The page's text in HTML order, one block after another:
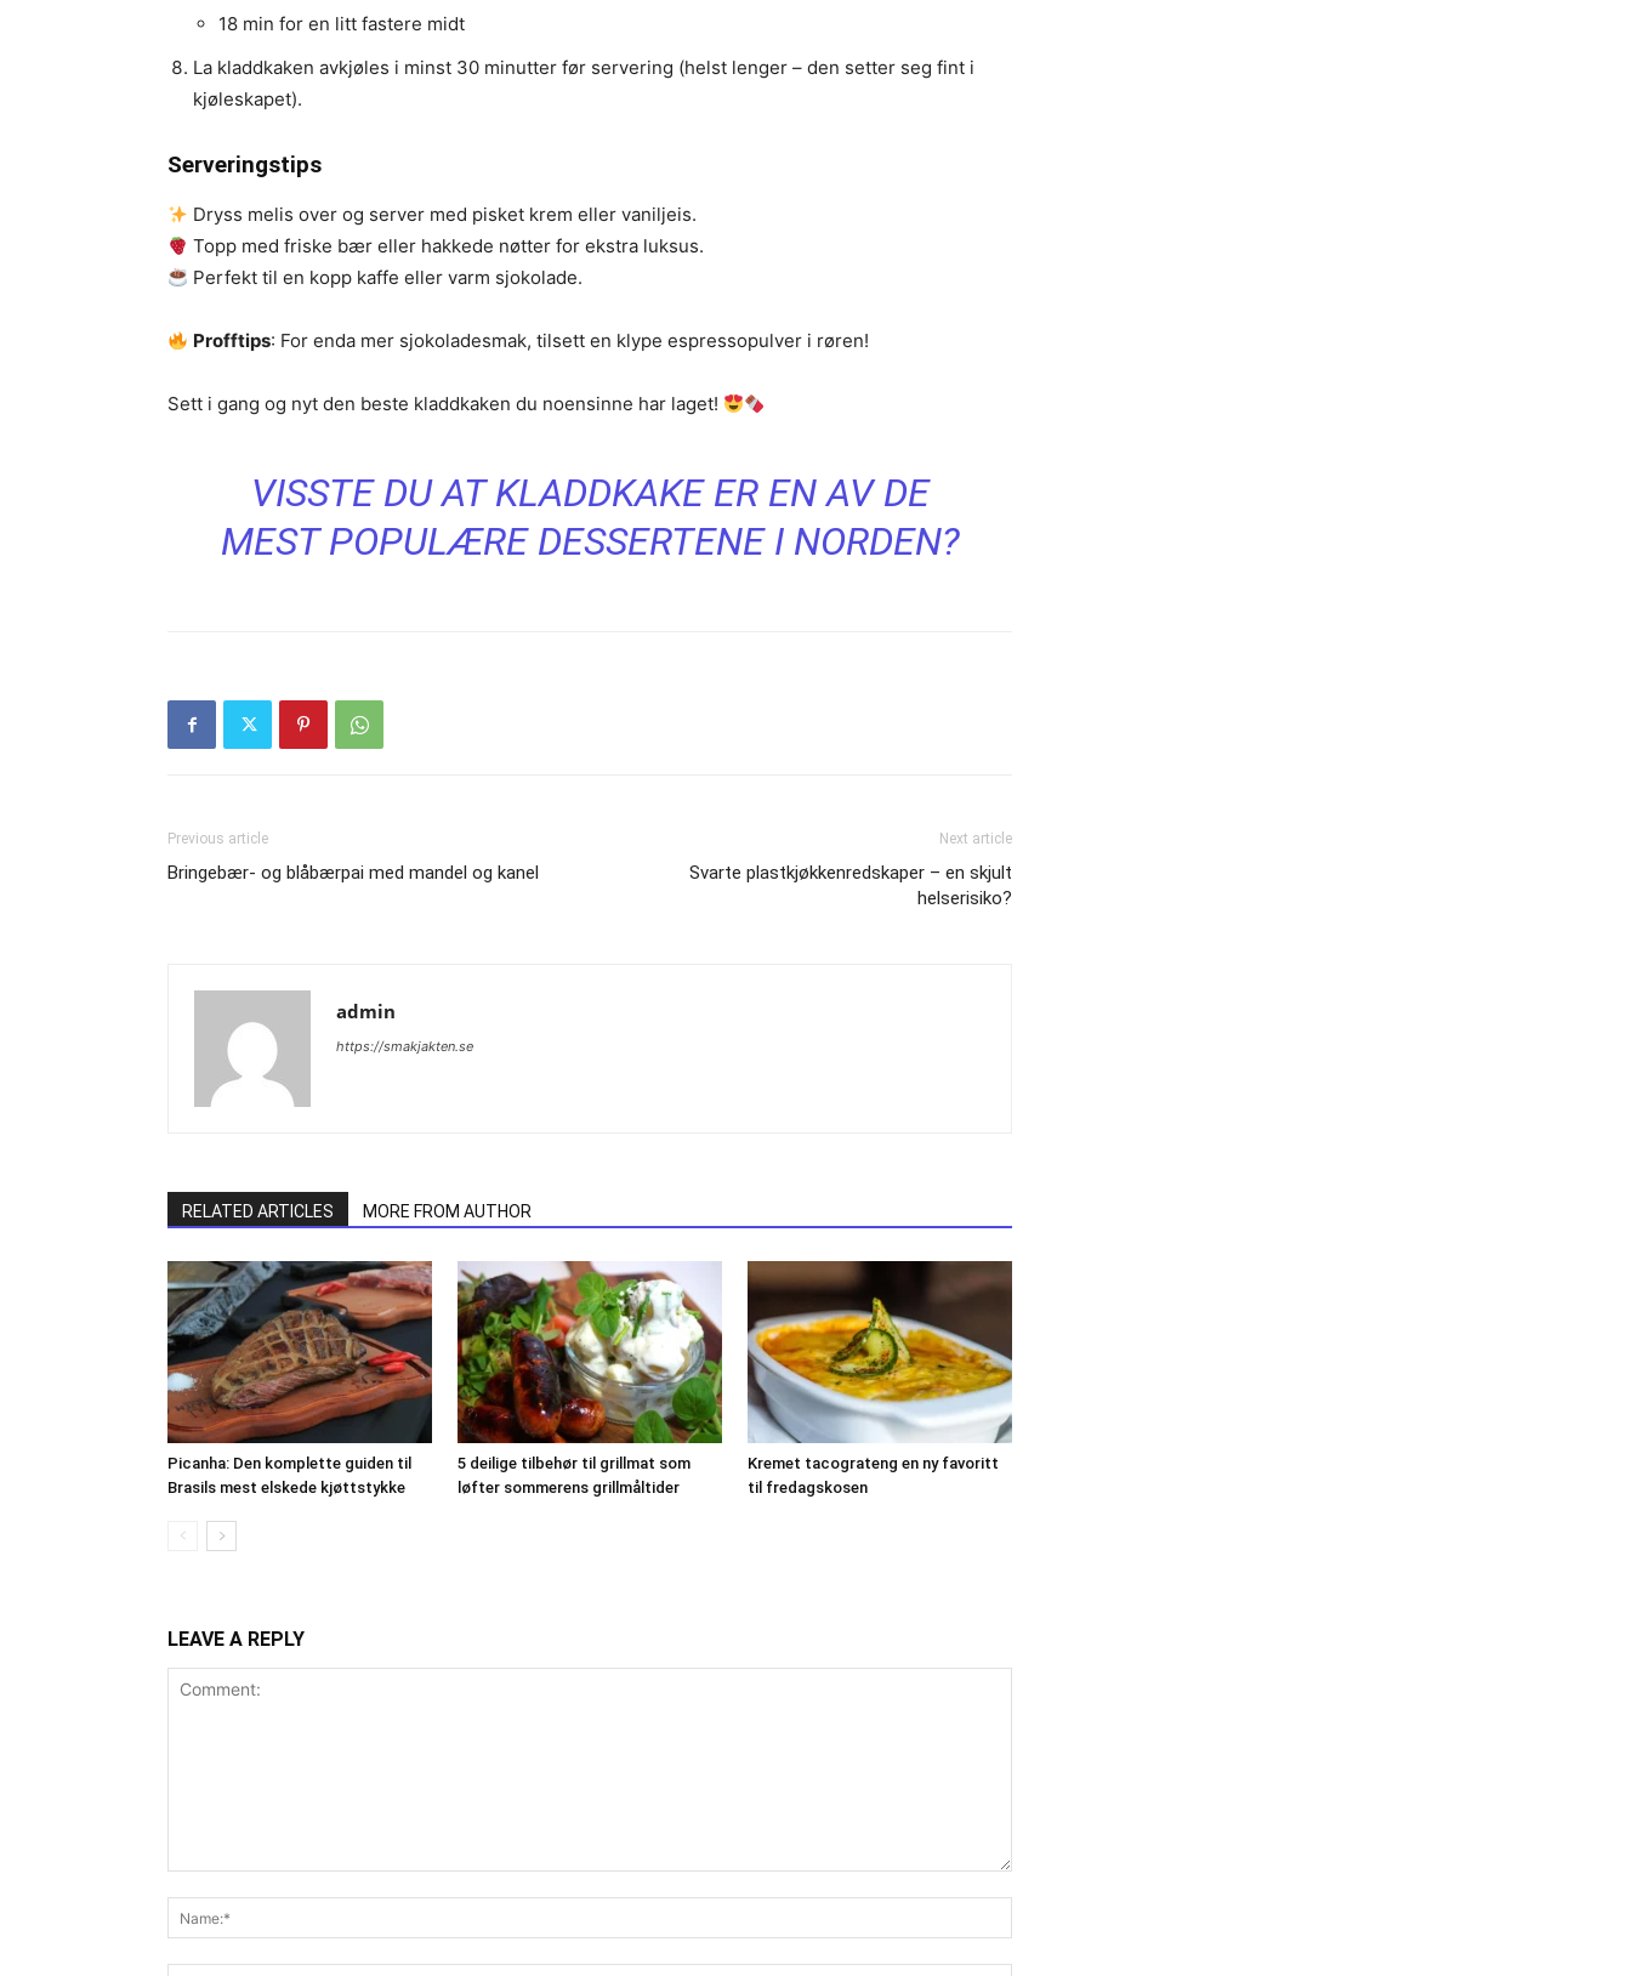
18 min for en litt fastere midt
La kladdkaken avkjøles i minst 30 minutter før servering (helst lenger – den setter seg fint i
kjøleskapet).
Serveringstips
Dryss melis over og server med pisket krem eller vaniljeis.
Topp med friske bær eller hakkede nøtter for ekstra luksus.
Perfekt til en kopp kaffe eller varm sjokolade.
Profftips: For enda mer sjokoladesmak, tilsett en klype espressopulver i røren!
Sett i gang og nyt den beste kladdkaken du noensinne har laget!
VISSTE DU AT KLADDKAKE ER EN AV DE
MEST POPULÆRE DESSERTENE I NORDEN?
Previous article
Bringebær- og blåbærpai med mandel og kanel
Next article
Svarte plastkjøkkenredskaper – en skjult
helserisiko?
admin
https://smakjakten.se
RELATED ARTICLES MORE FROM AUTHOR
Picanha: Den komplette guiden til
Brasils mest elskede kjøttstykke
5 deilige tilbehør til grillmat som
løfter sommerens grillmåltider
Kremet tacograteng en ny favoritt
til fredagskosen
LEAVE A REPLY